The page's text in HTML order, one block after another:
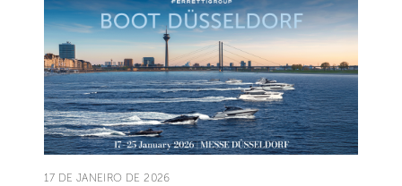
17 DE JANEIRO DE 2026